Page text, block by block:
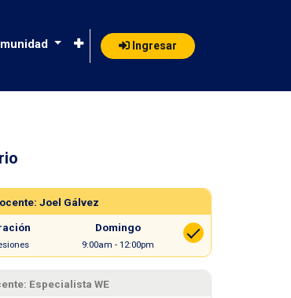
Ingresar
Joel Gálvez
Domingo
9:00am - 12:00pm
Especialista WE